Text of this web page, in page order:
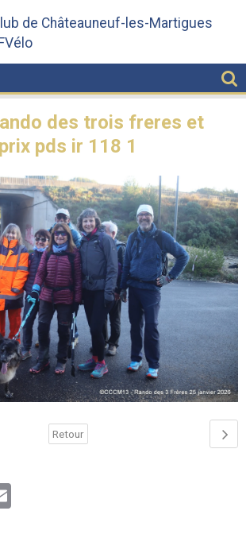
de Châteauneuf-les-Martigues
des trois freres et
pds ir 118 1
Retour